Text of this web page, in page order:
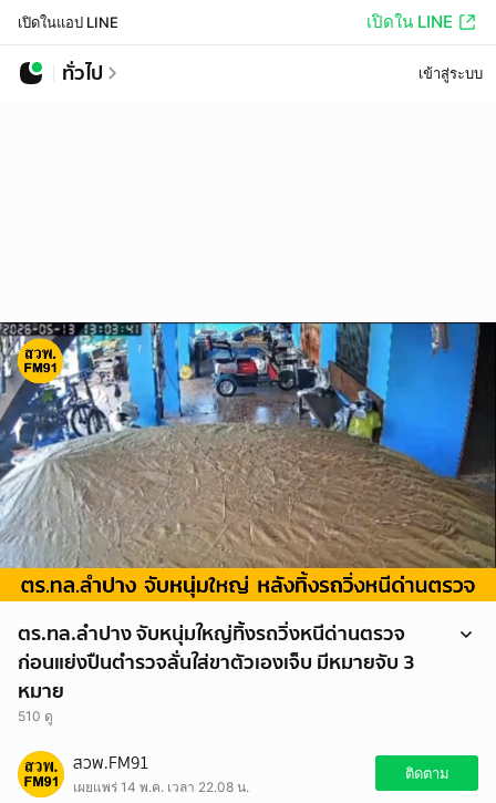
เปิดในแอป LINE เปิดใน LINE
ทั่วไป เข้าสู่ระบบ
ตร.ทล.ลำปาง จับหนุ่มใหญ่ทิ้งรถวิ่งหนีด่านตรวจ
ก่อนแย่งปืนตำรวจลั่นใส่ขาตัวเองเจ็บ มีหมายจับ 3
หมาย
510 ดู
วันที่ 14 พฤษภาคม 2569 ตำรวจสอบสวนกลาง (CIB) โดยกองบังคับการ
ตำรวจทางหลวง ร่วมกันจับกุม ชาย อายุ 45 ปี ผู้ต้องหาตามหมายจับของ
ศาลจังหวัดลำปาง จำนวน 3 หมาย โดยจับกุมได้ บนถนนทางหลวง
สวพ.FM91
เผยแพร่ 14 พ.ค. เวลา 22.08 น.
ติดตาม